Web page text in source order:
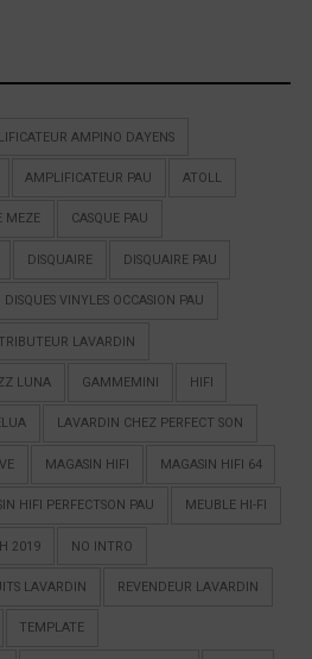
AMPINO DAYENS
AMPLIFICATEUR PAU ATOLL
MEZE CASQUE PAU
DISQUAIRE DISQUAIRE PAU
DISQUES VINYLES OCCASION PAU
LAVARDIN
LUNA GAMMEMINI HIFI
LAVARDIN CHEZ PERFECT SON
MAGASIN HIFI MAGASIN HIFI 64
HIFI PERFECTSON PAU MEUBLE HI-FI
2019 NO INTRO
LAVARDIN REVENDEUR LAVARDIN
TEMPLATE